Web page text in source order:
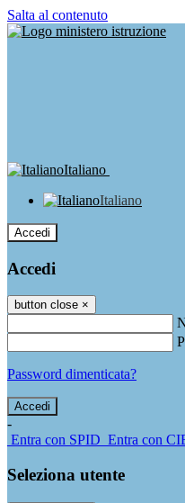
Salta al contenuto
Italiano
Italiano
Accedi
Accedi
button close ×
Password dimenticata?
-
Entra con SPID Entra con
Seleziona utente